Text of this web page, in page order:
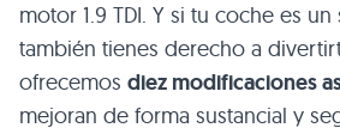
motor 1.9 TDI. Y si tu coche es
también tienes derecho a
ofrecemos diez modificaciones
mejoran de forma sustancial y